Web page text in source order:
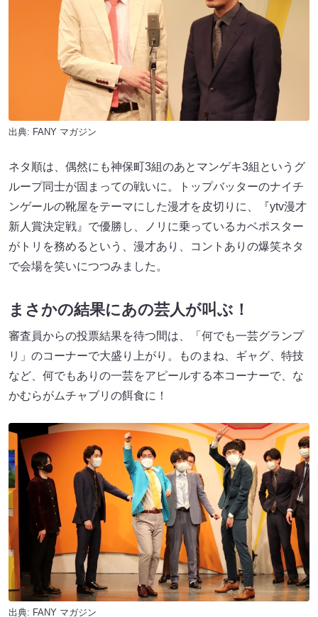
出典: FANY マガジン
ネタ順は、偶然にも神保町3組のあとマンゲキ3組というグ
ループ同士が固まっての戦いに。トップバッターのナイチ
ンゲールの靴屋をテーマにした漫才を皮切りに、『ytv漫才
新人賞決定戦』で優勝し、ノリに乗っているカベポスター
がトリを務めるという、漫才あり、コントありの爆笑ネタ
で会場を笑いにつつみました。
まさかの結果にあの芸人が叫ぶ！
審査員からの投票結果を待つ間は、「何でも一芸グランプ
リ」のコーナーで大盛り上がり。ものまね、ギャグ、特技
など、何でもありの一芸をアピールする本コーナーで、な
かむらがムチャブリの餌食に！
出典: FANY マガジン